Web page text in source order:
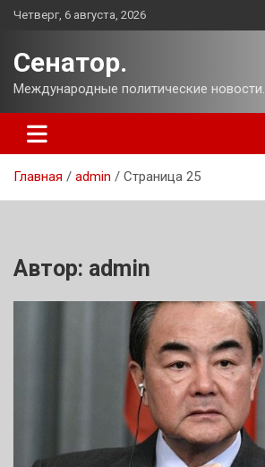
Перейти
Четверг, 6 августа, 2026
Сенатор.
Международные политические новости.
Главная admin Страница 25
Автор: admin